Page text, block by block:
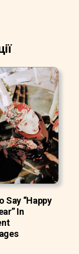
Say “Happy
In